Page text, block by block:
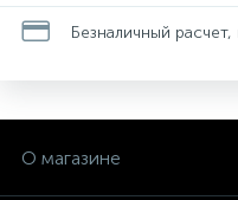
Безналичный
О магазине